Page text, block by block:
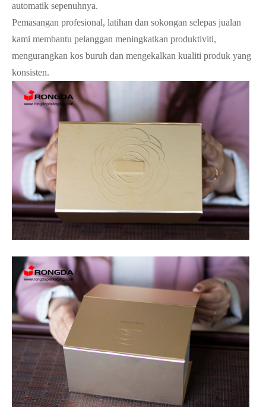
automatik sepenuhnya.
Pemasangan profesional, latihan dan sokongan selepas jualan
kami membantu pelanggan meningkatkan produktiviti,
mengurangkan kos buruh dan mengekalkan kualiti produk yang
konsisten.